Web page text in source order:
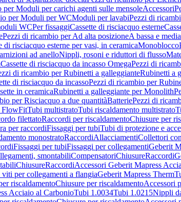
per Moduli per carichi agenti sulle mensoleAccessori
per Moduli per WCModuli per lavabiPezzi di
WCPer fissaggiCassette di risciacquo esterne
Pezzi di ricambio per Ad alta posizioneA bassa e
di risciacquo esterne per vasi, in ceramicaMonoblocco
ad anelloNippli, rosoni e riduttori di flusso
Cassette di risciacquo da incasso OmegaPezzi di
di ricambio per Rubinetti a galleggianteRubinetti a
di risciacquo da incassoPezzi di ricambio per
in ceramicaRubinetti a galleggiante per Monolith
per Risciacquo a due quantitàBatteriePezzi di
FlowFitTubi multistratoTubi riscaldamento multistrato
filettatoRaccordi per riscaldamentoChiusure per
per raccordiFissaggi per tubiTubi di protezione e
monostratoRaccordiAllacciamentiCollettori
Fissaggi per tubiFissaggi per collegamentiGeberit
smontabiliCompensatoriChiusureRaccordi
ChiusureRaccordiAccessori Geberit Mapress
per collegamenti a flangiaGeberit Mapress Therm
riscaldamentoChiusure per riscaldamentoAccessori
Acciaio al CarbonioTubi 1.0034Tubi 1.0215Nippli